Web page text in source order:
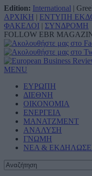
Edition: International |
ΑΡΧΙΚΗ | ΕΝΤΥΠΗ
ΦΑΚΕΛΟΙ | ΣΥΝΔΡΟΜΗ
FOLLOW EBR
MENU
ΕΥΡΩΠΗ
ΔΙΕΘΝΗ
ΟΙΚΟΝΟΜΙΑ
ΕΝΕΡΓΕΙΑ
ΜΑΝΑΤΖΜΕΝΤ
ΑΝΑΛΥΣΗ
ΓΝΩΜΗ
ΝΕΑ &